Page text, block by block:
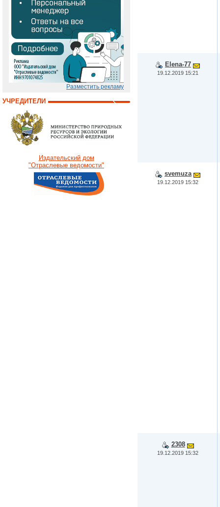
Разместить рекламу
УЧРЕДИТЕЛИ
Издательский дом
"Отраслевые ведомости"
Elena-77
19.12.2019 15:21
svemuza
19.12.2019 15:32
2308
19.12.2019 15:32